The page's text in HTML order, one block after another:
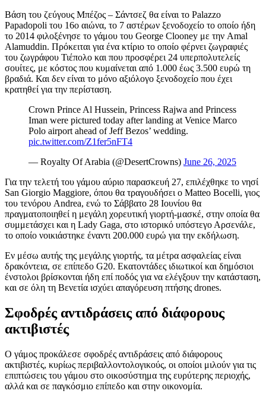
Βάση του ζεύγους Μπέζος – Σάντσεζ θα είναι το Palazzo
Papadopoli του 16ο αιώνα, το 7 αστέρων ξενοδοχείο το οποίο ήδη
το 2014 φιλοξένησε το γάμου του George Clooney με την Amal
Alamuddin. Πρόκειται για ένα κτίριο το οποίο φέρνει ζωγραφιές
του ζωγράφου Τιέπολο και που προσφέρει 24 υπερπολυτελείς
σουίτες, με κόστος που κυμαίνεται από 1.000 έως 3.500 ευρώ τη
βραδιά. Και δεν είναι το μόνο αξιόλογο ξενοδοχείο που έχει
κρατηθεί για την περίσταση.
Crown Prince Al Hussein, Princess Rajwa and Princess
Iman were pictured today after landing at Venice Marco
Polo airport ahead of Jeff Bezos’ wedding.
pic.twitter.com/Z1fer5nFT4
— Royalty Of Arabia (@DesertCrowns) June 26, 2025
Για την τελετή του γάμου αύριο παρασκευή 27, επιλέχθηκε το νησί
San Giorgio Maggiore, όπου θα τραγουδήσει ο Matteo Bocelli, γιος
του τενόρου Andrea, ενώ το Σάββατο 28 Ιουνίου θα
πραγματοποιηθεί η μεγάλη χορευτική γιορτή-μασκέ, στην οποία θα
συμμετάσχει και η Lady Gaga, στο ιστορικό υπόστεγο Αρσενάλε,
το οποίο νοικιάστηκε έναντι 200.000 ευρώ για την εκδήλωση.
Εν μέσω αυτής της μεγάλης γιορτής, τα μέτρα ασφαλείας είναι
δρακόντεια, σε επίπεδο G20. Εκατοντάδες ιδιωτικοί και δημόσιοι
ένστολοι βρίσκονται ήδη επί ποδός για να ελέγξουν την κατάσταση,
και σε όλη τη Βενετία ισχύει απαγόρευση πτήσης drones.
Σφοδρές αντιδράσεις από διάφορους
ακτιβιστές
Ο γάμος προκάλεσε σφοδρές αντιδράσεις από διάφορους
ακτιβιστές, κυρίως περιβαλλοντολογικούς, οι οποίοι μιλούν για τις
επιπτώσεις του γάμου στο οικοσύστημα της ευρύτερης περιοχής,
αλλά και σε παγκόσμιο επίπεδο και στην οικονομία.